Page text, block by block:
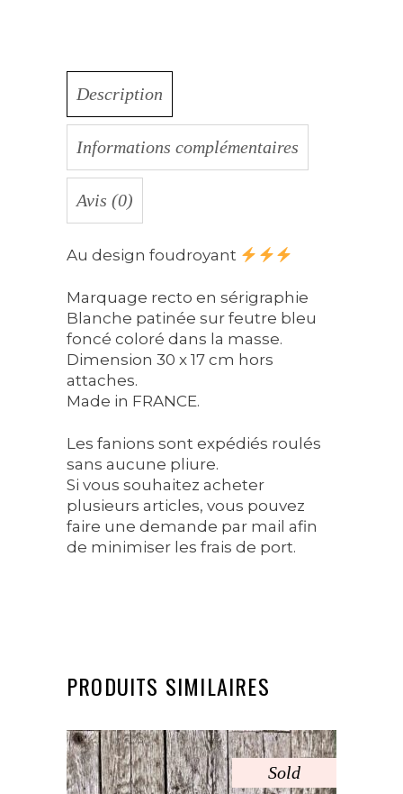
Description
Informations complémentaires
Avis (0)
Au design foudroyant
Marquage recto en sérigraphie
Blanche patinée sur feutre bleu
foncé coloré dans la masse.
Dimension 30 x 17 cm hors
attaches.
Made in FRANCE.
Les fanions sont expédiés roulés
sans aucune pliure.
Si vous souhaitez acheter
plusieurs articles, vous pouvez
faire une demande par mail afin
de minimiser les frais de port.
PRODUITS SIMILAIRES
Sold